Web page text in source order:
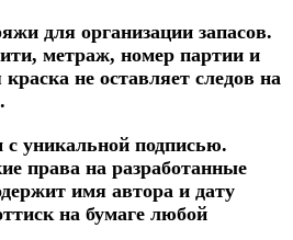
для организации запасов.
метраж, номер партии и
не оставляет следов на
уникальной подписью.
права на разработанные
имя автора и дату
на бумаге любой